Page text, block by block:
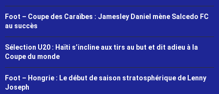
Foot – Coupe des Caraïbes : Jamesley Daniel mène Salcedo FC
au succès
Sélection U20 : Haïti s’incline aux tirs au but et dit adieu à la
Coupe du monde
Foot – Hongrie : Le début de saison stratosphérique de Lenny
Joseph